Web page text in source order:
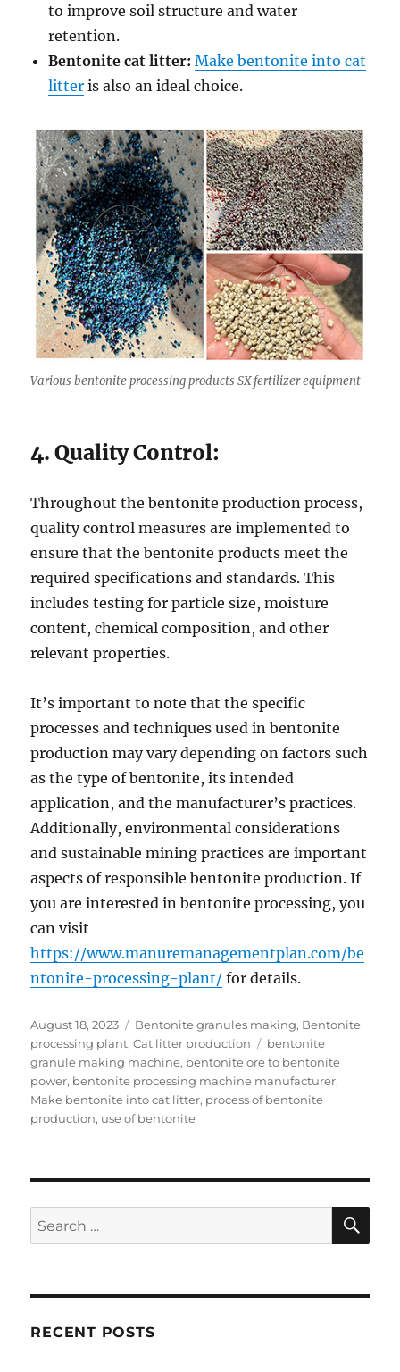
to improve soil structure and water
retention.
Bentonite cat litter: Make bentonite into cat
litter is also an ideal choice.
Various bentonite processing products SX fertilizer equipment
4. Quality Control:
Throughout the bentonite production process,
quality control measures are implemented to
ensure that the bentonite products meet the
required specifications and standards. This
includes testing for particle size, moisture
content, chemical composition, and other
relevant properties.
It’s important to note that the specific
processes and techniques used in bentonite
production may vary depending on factors such
as the type of bentonite, its intended
application, and the manufacturer’s practices.
Additionally, environmental considerations
and sustainable mining practices are important
aspects of responsible bentonite production. If
you are interested in bentonite processing, you
can visit
https://www.manuremanagementplan.com/be
ntonite-processing-plant/ for details.
Posted
on
August 18, 2023 Categories
Bentonite granules making, Bentonite
processing plant,Cat litter production Tags
bentonite
granule making machine, bentonite ore to bentonite
power, bentonite processing machine manufacturer,
Make bentonite into cat litter, process of bentonite
production, use of bentonite
Search
for:
RECENT POSTS